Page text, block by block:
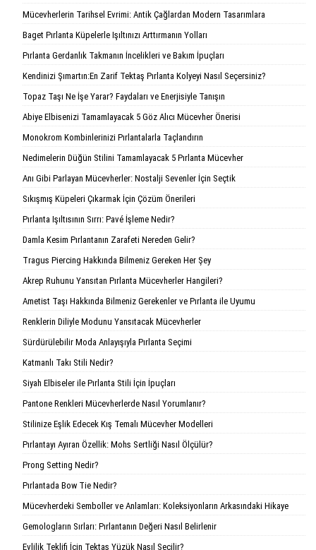
Mücevherlerin Tarihsel Evrimi: Antik Çağlardan Modern Tasarımlara
Baget Pırlanta Küpelerle Işıltınızı Arttırmanın Yolları
Pırlanta Gerdanlık Takmanın İncelikleri ve Bakım İpuçları
Kendinizi Şımartın:En Zarif Tektaş Pırlanta Kolyeyi Nasıl Seçersiniz?
Topaz Taşı Ne İşe Yarar? Faydaları ve Enerjisiyle Tanışın
Abiye Elbisenizi Tamamlayacak 5 Göz Alıcı Mücevher Önerisi
Monokrom Kombinlerinizi Pırlantalarla Taçlandırın
Nedimelerin Düğün Stilini Tamamlayacak 5 Pırlanta Mücevher
Anı Gibi Parlayan Mücevherler: Nostalji Sevenler İçin Seçtik
Sıkışmış Küpeleri Çıkarmak İçin Çözüm Önerileri
Pırlanta Işıltısının Sırrı: Pavé İşleme Nedir?
Damla Kesim Pırlantanın Zarafeti Nereden Gelir?
Tragus Piercing Hakkında Bilmeniz Gereken Her Şey
Akrep Ruhunu Yansıtan Pırlanta Mücevherler Hangileri?
Ametist Taşı Hakkında Bilmeniz Gerekenler ve Pırlanta ile Uyumu
Renklerin Diliyle Modunu Yansıtacak Mücevherler
Sürdürülebilir Moda Anlayışıyla Pırlanta Seçimi
Katmanlı Takı Stili Nedir?
Siyah Elbiseler ile Pırlanta Stili İçin İpuçları
Pantone Renkleri Mücevherlerde Nasıl Yorumlanır?
Stilinize Eşlik Edecek Kış Temalı Mücevher Modelleri
Pırlantayı Ayıran Özellik: Mohs Sertliği Nasıl Ölçülür?
Prong Setting Nedir?
Pırlantada Bow Tie Nedir?
Mücevherdeki Semboller ve Anlamları: Koleksiyonların Arkasındaki Hikaye
Gemologların Sırları: Pırlantanın Değeri Nasıl Belirlenir
Evlilik Teklifi İçin Tektaş Yüzük Nasıl Seçilir?